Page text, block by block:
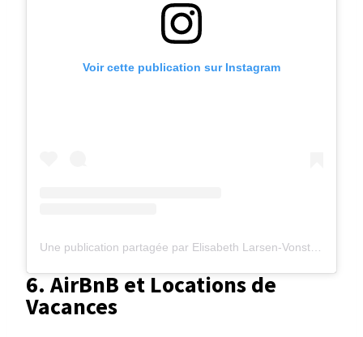
Voir cette publication sur Instagram
6. AirBnB et Locations de
Vacances